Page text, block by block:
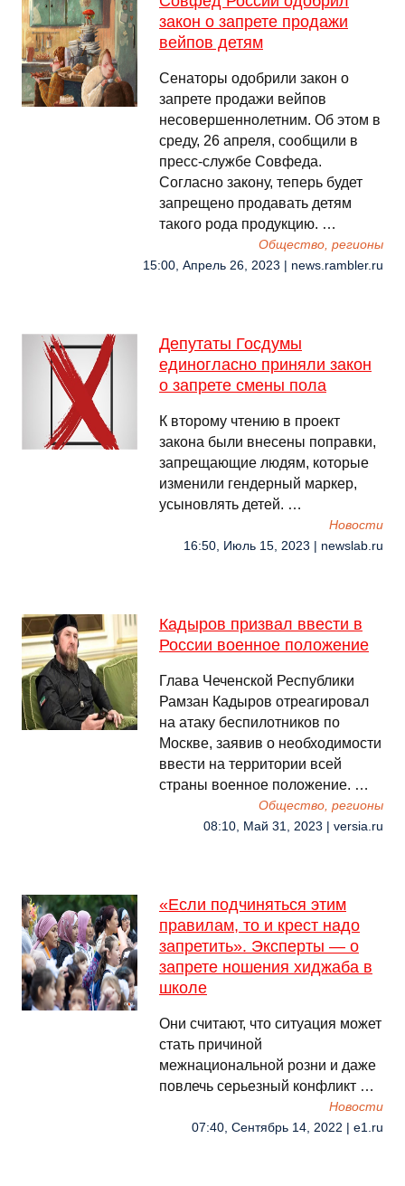
закон о запрете продажи
вейпов детям
Сенаторы одобрили закон о
запрете продажи вейпов
несовершеннолетним. Об этом в
среду, 26 апреля, сообщили в
пресс-службе Совфеда.
Согласно закону, теперь будет
запрещено продавать детям
такого рода продукцию. …
Общество, регионы
15:00, Апрель 26, 2023 | news.rambler.ru
Депутаты Госдумы
единогласно приняли закон
о запрете смены пола
К второму чтению в проект
закона были внесены поправки,
запрещающие людям, которые
изменили гендерный маркер,
усыновлять детей. …
Новости
16:50, Июль 15, 2023 | newslab.ru
Кадыров призвал ввести в
России военное положение
Глава Чеченской Республики
Рамзан Кадыров отреагировал
на атаку беспилотников по
Москве, заявив о необходимости
ввести на территории всей
страны военное положение. …
Общество, регионы
08:10, Май 31, 2023 | versia.ru
«Если подчиняться этим
правилам, то и крест надо
запретить». Эксперты — о
запрете ношения хиджаба в
школе
Они считают, что ситуация может
стать причиной
межнациональной розни и даже
повлечь серьезный конфликт …
Новости
07:40, Сентябрь 14, 2022 | e1.ru